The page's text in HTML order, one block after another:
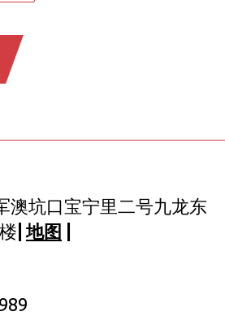
澳坑口宝宁里二号九龙东
地图